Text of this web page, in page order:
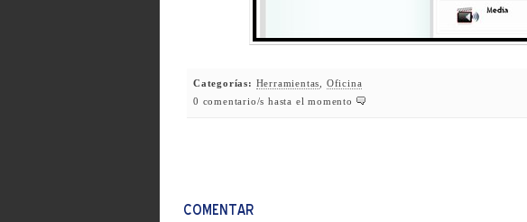
Categorías: Herramientas
Oficina
0 comentario/s hasta el momento